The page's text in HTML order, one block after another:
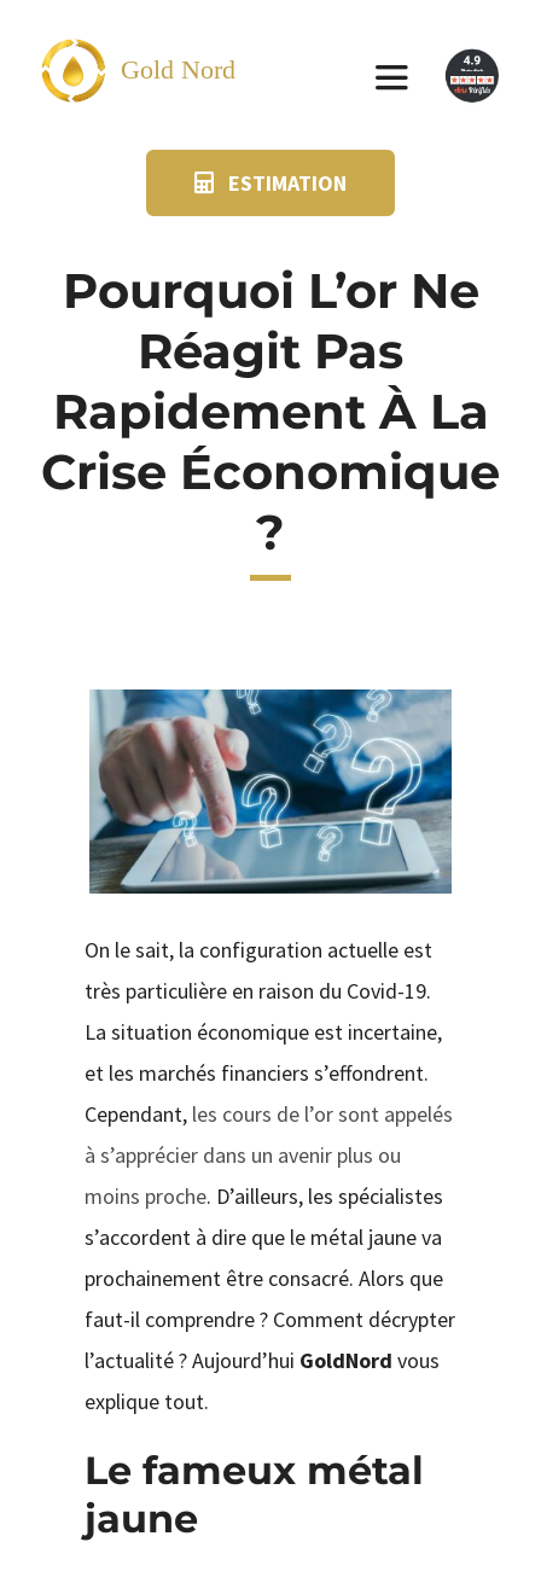
contenu
Gold Nord
Toggle
SUIVI KIT POSTAL
BLOG
ESTIMATION
Pourquoi L’or Ne
Réagit Pas
Rapidement À La
Crise Économique
?
On le sait, la configuration actuelle est
très particulière en raison du Covid-19.
La situation économique est incertaine,
et les marchés financiers s’effondrent.
Cependant, les cours de l’or sont appelés
à s’apprécier dans un avenir plus ou
moins proche. D’ailleurs, les spécialistes
s’accordent à dire que le métal jaune va
prochainement être consacré. Alors que
faut-il comprendre ? Comment décrypter
l’actualité ? Aujourd’hui GoldNord vous
explique tout.
Le fameux métal
jaune